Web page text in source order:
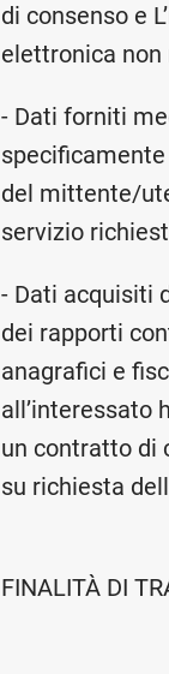
di consenso e
elettronica
- Dati forniti
del mittente/
servizio
- Dati acquisiti
dei rapporti
anagrafici e
all’interessato
un contratto di
su richiesta
FINALITÀ DI